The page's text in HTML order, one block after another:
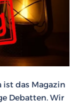
ist das Magazin
Debatten. Wir